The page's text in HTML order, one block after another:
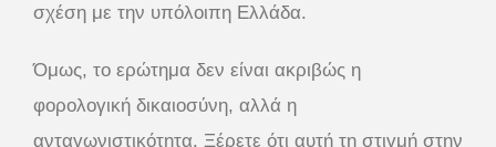
σχέση με την υπόλοιπη Ελλάδα.
Όμως, το ερώτημα δεν είναι ακριβώς η
φορολογική δικαιοσύνη, αλλά η
ανταγωνιστικότητα. Ξέρετε ότι αυτή τη στιγμή στην